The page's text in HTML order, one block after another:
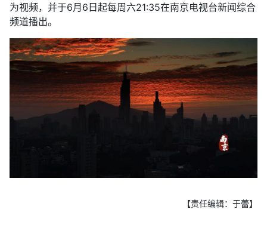
为视频，并于6月6日起每周六21:35在南京电视台新闻综合
频道播出。
【责任编辑：于蕾】